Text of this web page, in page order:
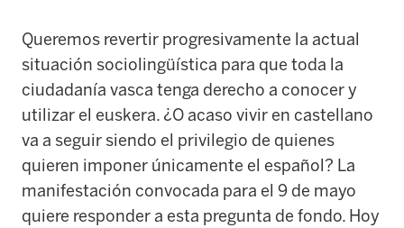
Queremos revertir progresivamente la actual
situación sociolingüística para que toda la
ciudadanía vasca tenga derecho a conocer y
utilizar el euskera. ¿O acaso vivir en castellano
va a seguir siendo el privilegio de quienes
quieren imponer únicamente el español? La
manifestación convocada para el 9 de mayo
quiere responder a esta pregunta de fondo. Hoy